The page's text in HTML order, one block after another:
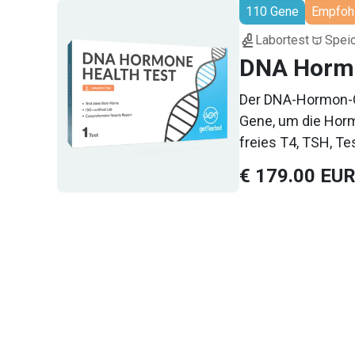
Schlafstörungen,
110 Gene
Labortest
DNA
Der DNA-
Gene, um die
freies T4, TSH,
der
€ 179.00 EUR